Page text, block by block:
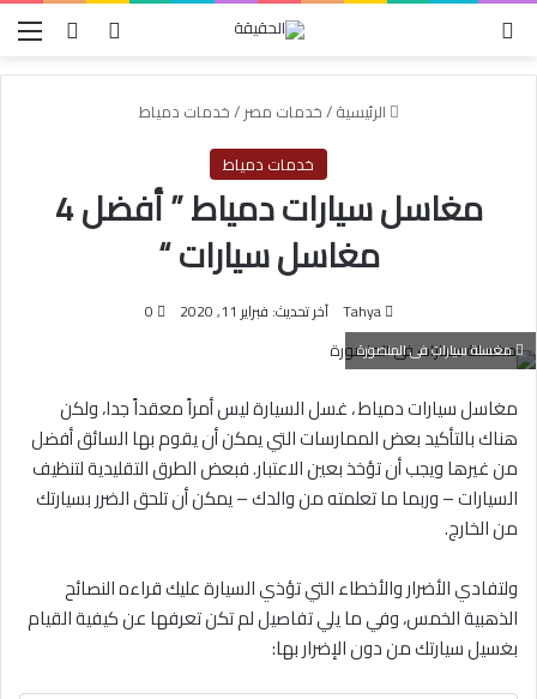
بحث عنتسجيل
الرئيسية/خدمات مصر/خدمات دمياط
خدمات دمياط
مغاسل سيارات دمياط ” أفضل 4
مغاسل سيارات “
Tahya آخر تحديث: فبراير 11, 2020 0
مغسلة سيارات فى المنصورة
مغاسل سيارات دمياط ، غسل السيارة ليس أمراً معقداً جدا، ولكن
هناك بالتأكيد بعض الممارسات التي يمكن أن يقوم بها السائق أفضل
من غيرها ويجب أن تؤخذ بعين الاعتبار. فبعض الطرق التقليدية لتنظيف
السيارات – وربما ما تعلمته من والدك – يمكن أن تلحق الضرر بسيارتك
من الخارج.
ولتفادي الأضرار والأخطاء التي تؤذي السيارة عليك قراءه النصائح
الذهبية الخمس، وفي ما يلي تفاصيل لم تكن تعرفها عن كيفية القيام
بغسيل سيارتك من دون الإضرار بها: